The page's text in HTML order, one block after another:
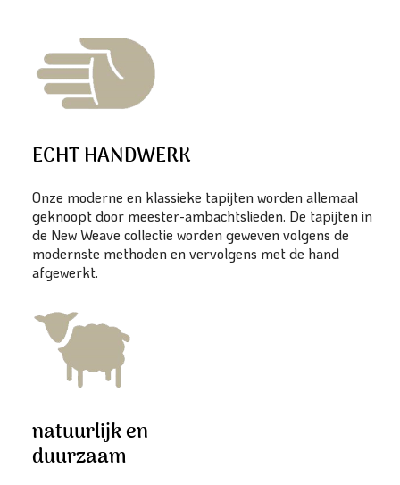
ECHT HANDWERK
Onze moderne en klassieke tapijten worden allemaal
geknoopt door meester-ambachtslieden. De tapijten in
de New Weave collectie worden geweven volgens de
modernste methoden en vervolgens met de hand
afgewerkt.
natuurlijk en
duurzaam